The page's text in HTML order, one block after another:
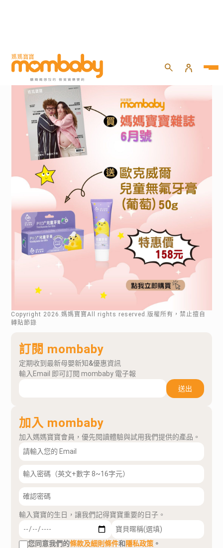
Copyright 2026 .媽媽寶寶All rights reserved.版權所有，禁止擅自
轉貼節錄
訂閱 mombaby
定期收到最新母嬰新知&優惠資訊
輸入Email 即可訂閱 mombaby 電子報
送出
加入 mombaby
加入媽媽寶寶會員，優先閱讀體驗與試用我們提供的產品。
輸入寶寶的生日，讓我們記得寶寶重要的日子。
您同意我們的條款及細則條件和隱私政策 。